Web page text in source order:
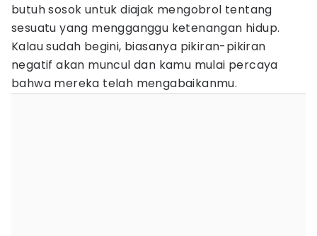
butuh sosok untuk diajak mengobrol tentang
sesuatu yang mengganggu ketenangan hidup.
Kalau sudah begini, biasanya pikiran-pikiran
negatif akan muncul dan kamu mulai percaya
bahwa mereka telah mengabaikanmu.